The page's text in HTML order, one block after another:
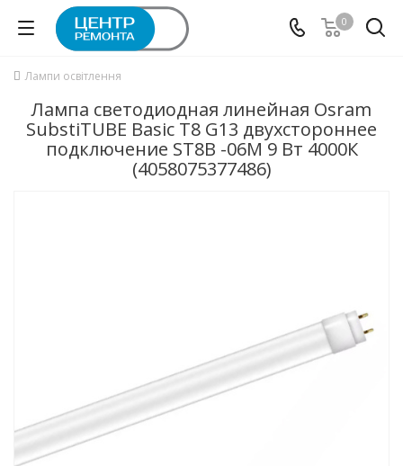
0
Лампи освітлення
Лампа светодиодная линейная Osram
SubstiTUBE Basic T8 G13 двухстороннее
подключение ST8B -06М 9 Вт 4000К
(4058075377486)